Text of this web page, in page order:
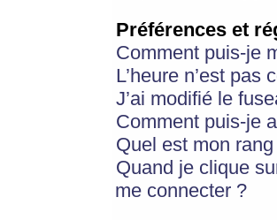
Préférences et
Comment puis-je
L’heure n’est pas
J’ai modifié le
Comment puis-je
Quel est mon
Quand je clique
me connecter ?